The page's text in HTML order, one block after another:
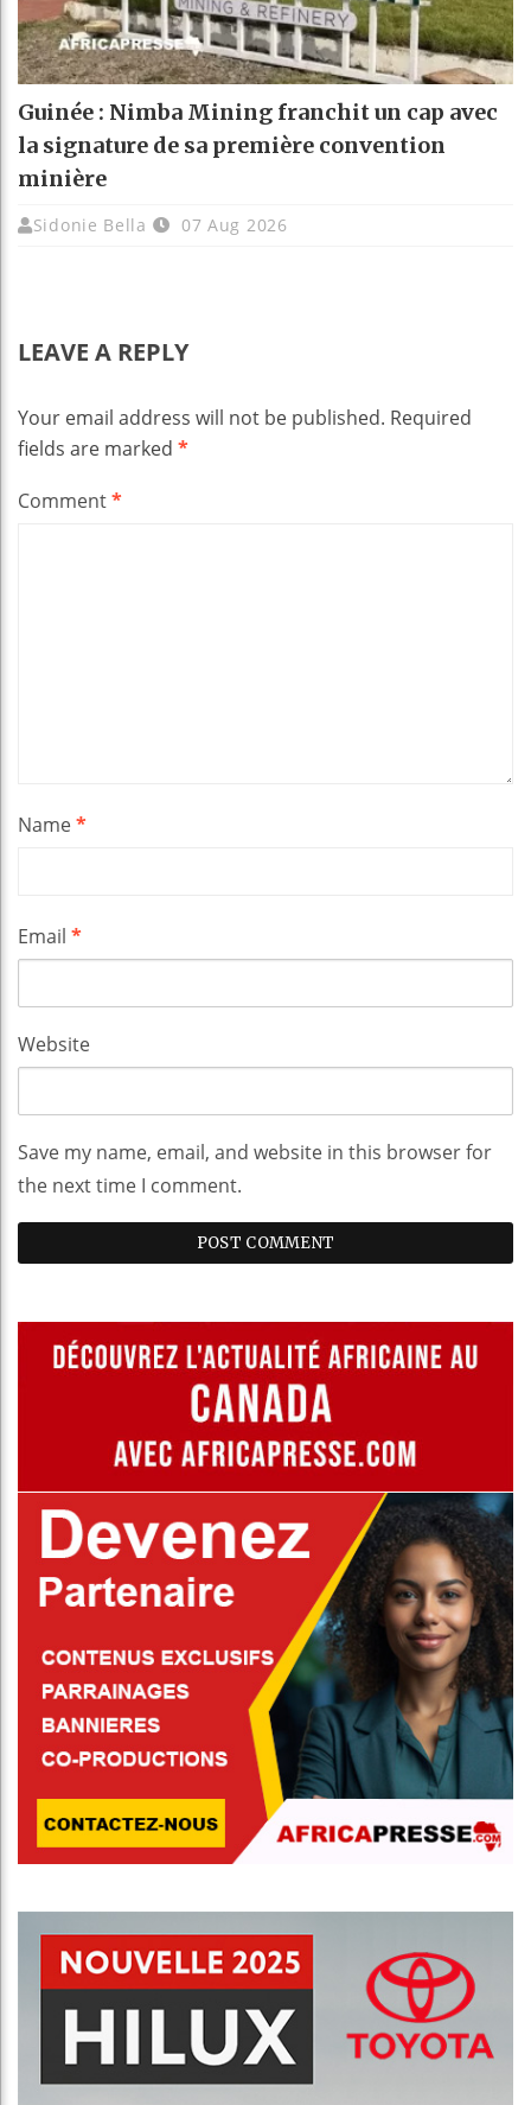
Guinée : Nimba Mining franchit un cap avec
la signature de sa première convention
minière
Sidonie Bella 07 Aug 2026
LEAVE A REPLY
Your email address will not be published. Required
fields are marked *
Comment*
Name*
Email *
Website
Save my name, email, and website in this browser for
the next time I comment.